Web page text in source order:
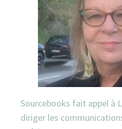
Sourcebooks fait appel à
diriger les